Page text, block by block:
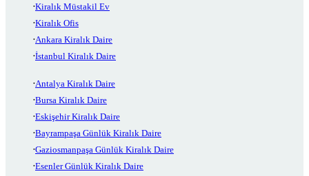
Kiralık Müstakil Ev
Kiralık Ofis
Ankara Kiralık Daire
İstanbul Kiralık Daire
Antalya Kiralık Daire
Bursa Kiralık Daire
Eskişehir Kiralık Daire
Bayrampaşa Günlük Kiralık Daire
Gaziosmanpaşa Günlük Kiralık Daire
Esenler Günlük Kiralık Daire